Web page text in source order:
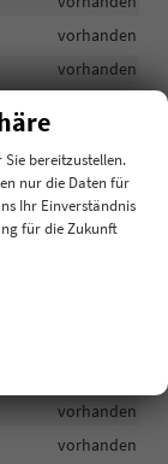
vorhanden
vorhanden
vorhanden
vorhanden
vorhanden
Sie bereitzustellen.
nur die Daten für
Ihr Einverständnis
für die Zukunft